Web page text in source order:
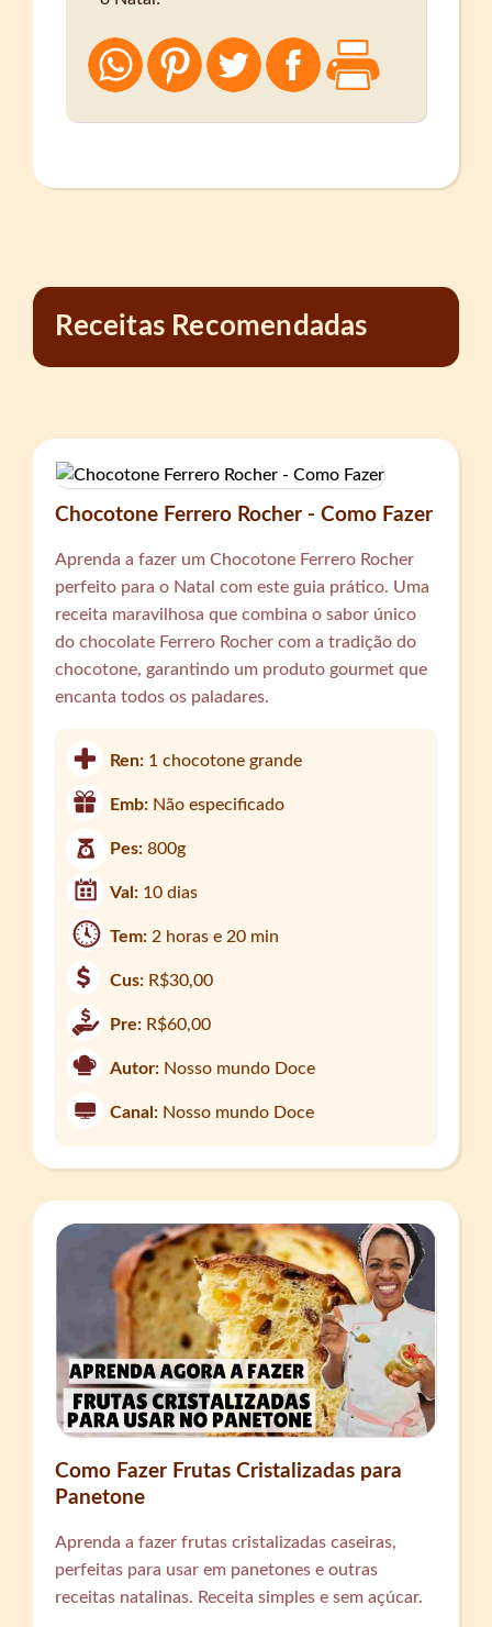
Receitas Recomendadas
Chocotone Ferrero Rocher - Como Fazer
Aprenda a fazer um Chocotone Ferrero Rocher
perfeito para o Natal com este guia prático. Uma
receita maravilhosa que combina o sabor único
do chocolate Ferrero Rocher com a tradição do
chocotone, garantindo um produto gourmet que
encanta todos os paladares.
Ren: 1 chocotone grande
Emb: Não especificado
Pes:800g
Val: 10 dias
Tem: 2 horas e 20 min
Cus: R$30,00
Pre: R$60,00
Autor: Nosso mundo Doce
Canal: Nosso mundo Doce
Como Fazer Frutas Cristalizadas para
Panetone
Aprenda a fazer frutas cristalizadas caseiras,
perfeitas para usar em panetones e outras
receitas natalinas. Receita simples e sem açúcar.